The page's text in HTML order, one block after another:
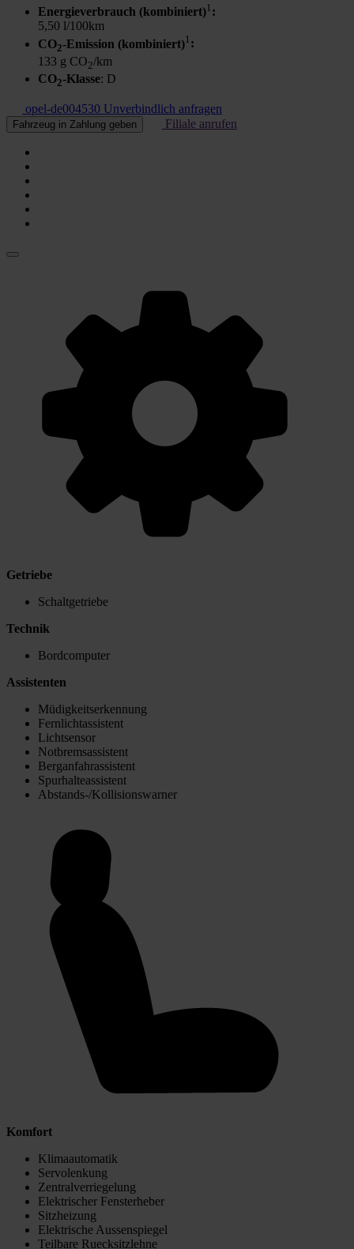
Energieverbrauch (kombiniert)1 :
5,50 l/100km
CO2-Emission (kombiniert)1 :
133 g CO2/km
CO2-Klasse: D
opel-de004530 Unverbindlich anfragen
Fahrzeug in Zahlung geben Filiale anrufen
Getriebe
Schaltgetriebe
Technik
Bordcomputer
Assistenten
Müdigkeitserkennung
Fernlichtassistent
Lichtsensor
Notbremsassistent
Berganfahrassistent
Spurhalteassistent
Abstands-/Kollisionswarner
Komfort
Klimaautomatik
Servolenkung
Zentralverriegelung
Elektrischer Fensterheber
Sitzheizung
Elektrische Aussenspiegel
Teilbare Ruecksitzlehne